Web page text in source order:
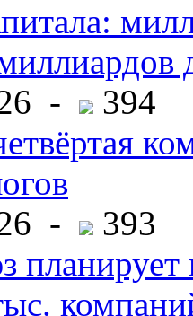
-
394
-
393
планирует